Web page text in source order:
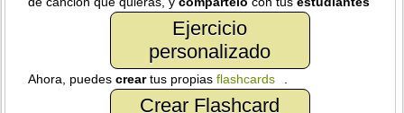
Ejercicio
personalizado
Ahora, puedescreartus propiasflashcards
Crear Flashcard